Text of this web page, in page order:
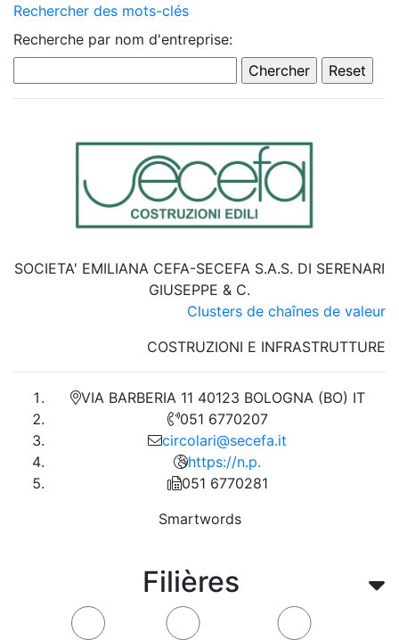
Rechercher des mots-clés
Recherche par nom d'entreprise:
Filières
SOCIETA' EMILIANA CEFA-SECEFA S.A.S. DI SERENARI
GIUSEPPE & C.
Clusters de chaînes de valeur
COSTRUZIONI E INFRASTRUTTURE
VIA BARBERIA 11 40123 BOLOGNA (BO) IT
051 6770207
circolari@secefa.it
https://n.p.
051 6770281
Smartwords